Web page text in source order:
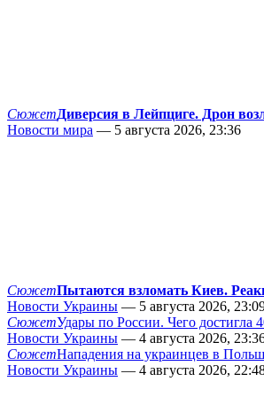
СюжетДиверсия в Лейпциге. Дрон
Новости мира — 5 августа 2026, 23:36
СюжетПытаются взломать Киев.
Новости Украины — 5 августа 2026,
СюжетУдары по России. Чего достигла
Новости Украины — 4 августа 2026,
СюжетНападения на украинцев в
Новости Украины — 4 августа 2026,